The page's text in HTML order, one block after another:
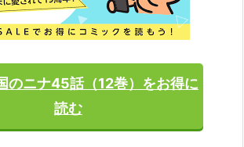
のニナ45話（12巻）をお得に
読む